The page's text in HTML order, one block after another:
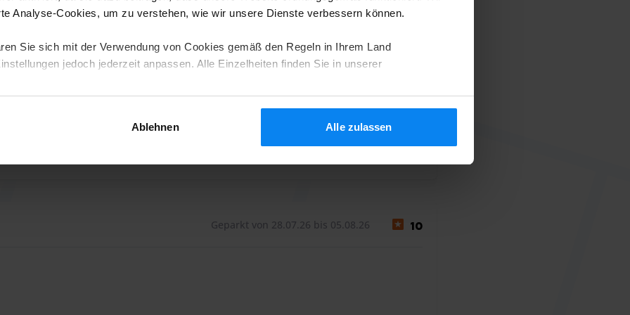
Analyse-Cookies, um zu verstehen, wie wir unsere Dienste verbessern können.
Sie sich mit der Verwendung von Cookies gemäß den Regeln in Ihrem Land
jedoch jederzeit anpassen. Alle Einzelheiten finden Sie in unserer
Ablehnen Alle zulassen
ohne einen zusätzlichen Aufpreis zu
Beispiel Skier, die ohne Aufpreis im Shuttle-Bus
Geparkt von 28.07.26 bis 05.08.26 10